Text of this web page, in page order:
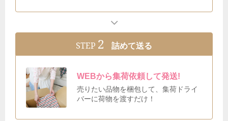
STEP 2 詰めて送る
WEBから集荷依頼して発送!
売りたい品物を梱包して、集荷ドライ
バーに荷物を渡すだけ！